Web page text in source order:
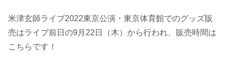
米津玄師ライブ2022東京公演・東京体育館でのグッズ販
売はライブ前日の9月22日（木）から行われ、販売時間は
こちらです！